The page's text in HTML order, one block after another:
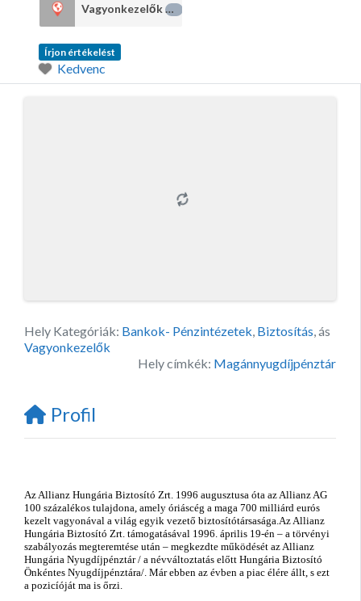
Vagyonkezelők1
Írjon értékelést
Kedvenc
Hely Kategóriák: Bankok- Pénzintézetek Biztosítás , ás
Vagyonkezelők
Hely címkék: Magánnyugdíjpénztár
Profil
Az Allianz Hungária Biztosító Zrt. 1996 augusztusa óta az Allianz AG
100 százalékos tulajdona, amely óriáscég a maga 700 milliárd eurós
kezelt vagyonával a világ egyik vezető biztosítótársasága.Az Allianz
Hungária Biztosító Zrt. támogatásával 1996. április 19-én – a törvényi
szabályozás megteremtése után – megkezdte működését az Allianz
Hungária Nyugdíjpénztár / a névváltoztatás előtt Hungária Biztosító
Önkéntes Nyugdíjpénztára/. Már ebben az évben a piac élére állt, s ezt
a pozicíóját ma is őrzi.